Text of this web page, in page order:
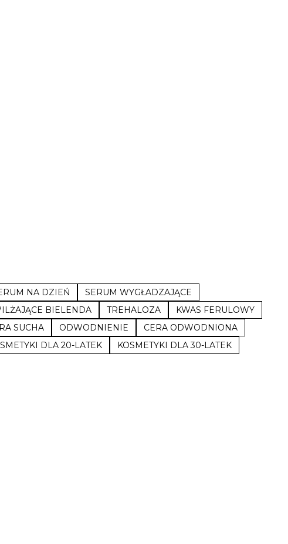
NA DZIEŃ
SERUM WYGŁADZAJĄCE
BIELENDA TREHALOZA
KWAS FERULOWY
SUCHA ODWODNIENIE
CERA ODWODNIONA
DLA 20-LATEK
KOSMETYKI DLA 30-LATEK